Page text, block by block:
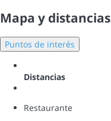
Mapa y distancias
Puntos de interés
Distancias
Restaurante